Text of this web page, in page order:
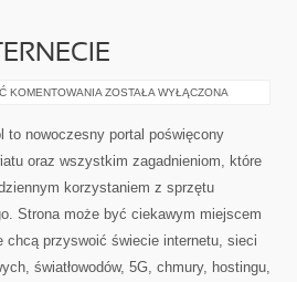
KOMENTOWANIA PRAWO
INTERNECIE
ZOSTAŁA WYŁĄCZONA
to nowoczesny portal poświęcony
oraz wszystkim zagadnieniom, które
korzystaniem z sprzętu
Strona może być ciekawym miejscem
chcą przyswoić świecie internetu, sieci
światłowodów, 5G, chmury, hostingu,